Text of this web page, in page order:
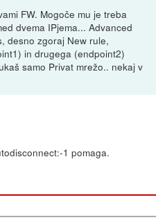
FW. Mogoče mu je treba
dvema IPjema... Advanced
desno zgoraj New rule,
in drugega (endpoint2)
samo Privat mrežo.. nekaj v
1 pomaga.